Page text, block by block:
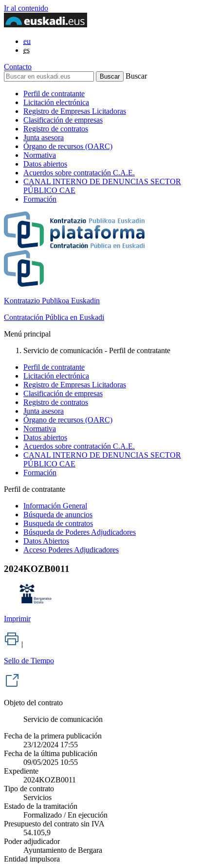
Ir al contenido
eu
es
Contacto
Buscar
Perfil de contratante
Licitación electrónica
Registro de Empresas Licitadoras
Clasificación de empresas
Registro de contratos
Junta asesora
Órgano de recursos (OARC)
Normativa
Datos abiertos
Acuerdos sobre contratación C.A.E.
CANAL INTERNO DE DENUNCIAS SECTOR
PÚBLICO CAE
Formación
Kontratazio Publikoa Euskadin
Contratación Pública en Euskadi
Menú principal
Servicio de comunicación - Perfil de contratante
Perfil de contratante
Licitación electrónica
Registro de Empresas Licitadoras
Clasificación de empresas
Registro de contratos
Junta asesora
Órgano de recursos (OARC)
Normativa
Datos abiertos
Acuerdos sobre contratación C.A.E.
CANAL INTERNO DE DENUNCIAS SECTOR
PÚBLICO CAE
Formación
Perfil de contratante
Información General
Búsqueda de anuncios
Busqueda de contratos
Búsqueda de Poderes Adjudicadores
Datos Abiertos
Acceso Poderes Adjudicadores
2024KOZB0011
Imprimir
|
Sello de Tiempo
Objeto del contrato
Servicio de comunicación
Fecha de la primera publicación
23/12/2024 17:55
Fecha de la última publicación
09/05/2025 10:55
Expediente
2024KOZB0011
Tipo de contrato
Servicios
Estado de la tramitación
Formalizado / En ejecución
Presupuesto del contrato sin IVA
54.105,9
Poder adjudicador
Ayuntamiento de Bergara
Entidad impulsora